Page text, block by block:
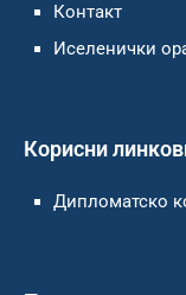
Контакт
Иселенички
Корисни
Дипломатско